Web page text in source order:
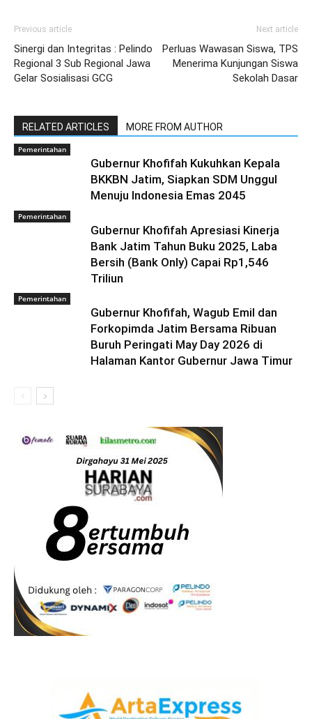
Previous article
Sinergi dan Integritas : Pelindo
Regional 3 Sub Regional Jawa
Gelar Sosialisasi GCG
Next article
Perluas Wawasan Siswa, TPS
Menerima Kunjungan Siswa
Sekolah Dasar
RELATED ARTICLES MORE FROM AUTHOR
Pemerintahan
Gubernur Khofifah Kukuhkan Kepala
BKKBN Jatim, Siapkan SDM Unggul
Menuju Indonesia Emas 2045
Pemerintahan
Gubernur Khofifah Apresiasi Kinerja
Bank Jatim Tahun Buku 2025, Laba
Bersih (Bank Only) Capai Rp1,546
Triliun
Pemerintahan
Gubernur Khofifah, Wagub Emil dan
Forkopimda Jatim Bersama Ribuan
Buruh Peringati May Day 2026 di
Halaman Kantor Gubernur Jawa Timur